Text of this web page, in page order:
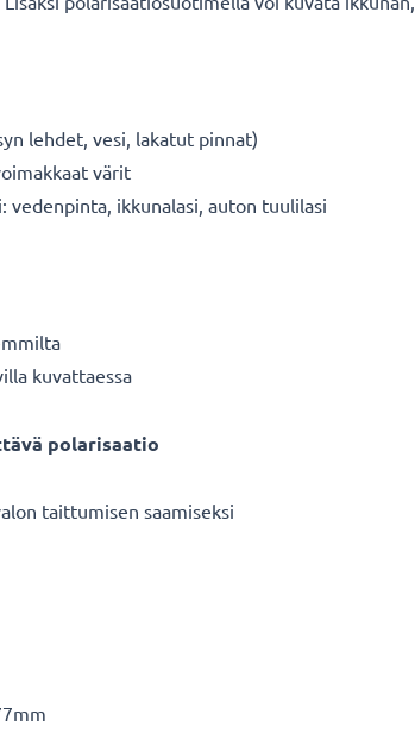
lehdet, vesi, lakatut pinnat)
värit
ikkunalasi, auton tuulilasi
kuvattaessa
polarisaatio
taittumisen saamiseksi